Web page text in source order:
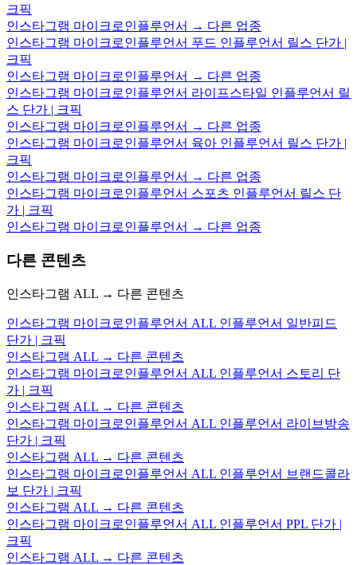
크픽
인스타그램 마이크로인플루언서 → 다른 업종
인스타그램 마이크로인플루언서 푸드 인플루언서 릴스 단가 |
크픽
인스타그램 마이크로인플루언서 → 다른 업종
인스타그램 마이크로인플루언서 라이프스타일 인플루언서 릴
스 단가 | 크픽
인스타그램 마이크로인플루언서 → 다른 업종
인스타그램 마이크로인플루언서 육아 인플루언서 릴스 단가 |
크픽
인스타그램 마이크로인플루언서 → 다른 업종
인스타그램 마이크로인플루언서 스포츠 인플루언서 릴스 단
가 | 크픽
인스타그램 마이크로인플루언서 → 다른 업종
다른 콘텐츠
인스타그램 ALL → 다른 콘텐츠
인스타그램 마이크로인플루언서 ALL 인플루언서 일반피드
단가 | 크픽
인스타그램 ALL → 다른 콘텐츠
인스타그램 마이크로인플루언서 ALL 인플루언서 스토리 단
가 | 크픽
인스타그램 ALL → 다른 콘텐츠
인스타그램 마이크로인플루언서 ALL 인플루언서 라이브방송
단가 | 크픽
인스타그램 ALL → 다른 콘텐츠
인스타그램 마이크로인플루언서 ALL 인플루언서 브랜드콜라
보 단가 | 크픽
인스타그램 ALL → 다른 콘텐츠
인스타그램 마이크로인플루언서 ALL 인플루언서 PPL 단가 |
크픽
인스타그램 ALL → 다른 콘텐츠